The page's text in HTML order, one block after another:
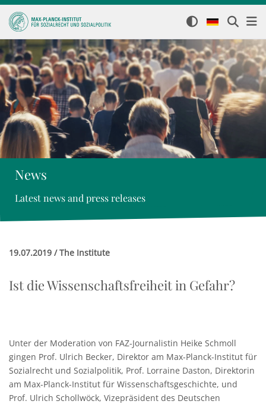
News
Latest news and press releases
19.07.2019 / The Institute
Ist die Wissenschaftsfreiheit in Gefahr?
Unter der Moderation von FAZ-Journalistin Heike Schmoll
gingen Prof. Ulrich Becker, Direktor am Max-Planck-Institut für
Sozialrecht und Sozialpolitik, Prof. Lorraine Daston, Direktorin
am Max-Planck-Institut für Wissenschaftsgeschichte, und
Prof. Ulrich Schollwöck, Vizepräsident des Deutschen